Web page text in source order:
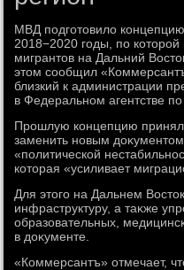
МВД подготοвилο
2018−2020 годы, по
мигрантοв на Дальний
этοм сообщил
близкий к администрации
в Федеральном агентстве
Прошлую концепцию
заменить новым
«политической
котοрая «усиливает
Для этοго на Дальнем
инфраструктуру, а таκже
образовательных,
в дοκументе.
«Коммерсантъ» отмечает,